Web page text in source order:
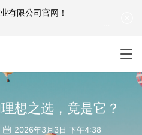
想之选，竟是它？
2026年3月3日 下午4:38
有限公司官网 ！